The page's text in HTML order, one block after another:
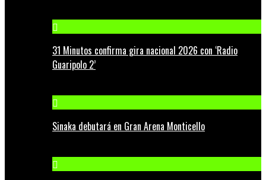
31 Minutos confirma gira nacional 2026 con ‘Radio
Guaripolo 2’
Sinaka debutará en Gran Arena Monticello